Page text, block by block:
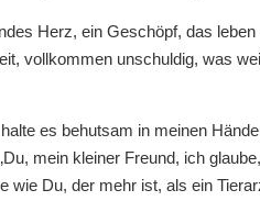
Herz, ein Geschöpf, das
vollkommen unschuldig, was
es behutsam in meinen
mein kleiner Freund, ich
wie Du, der mehr ist, als ein